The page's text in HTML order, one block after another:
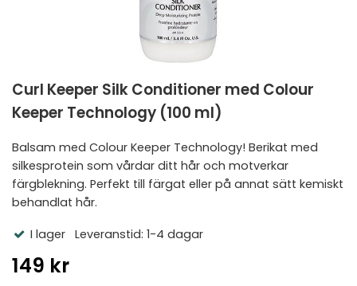
Curl Keeper Silk Conditioner med Colour
Keeper Technology (100 ml)
Balsam med Colour Keeper Technology! Berikat med
silkesprotein som vårdar ditt hår och motverkar
färgblekning. Perfekt till färgat eller på annat sätt kemiskt
behandlat hår.
I lager Leveranstid: 1-4 dagar
149 kr